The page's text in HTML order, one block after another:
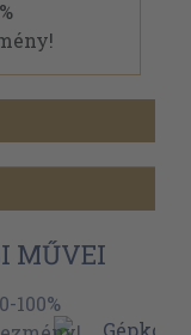
MŰVEI